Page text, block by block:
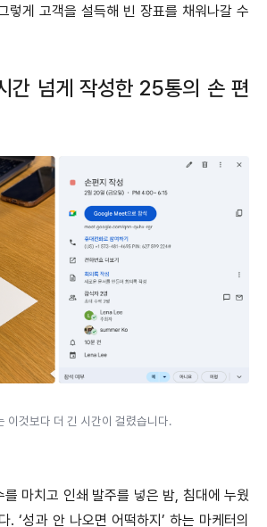
렇게 고객을 설득해 빈 장표를 채워나갈 수
간 넘게 작성한 25통의 손 편
이것보다 더 긴 시간이 걸렸습니다.
마치고 인쇄 발주를 넣은 밤, 침대에 누웠
. ‘성과 안 나오면 어떡하지’ 하는 마케터의